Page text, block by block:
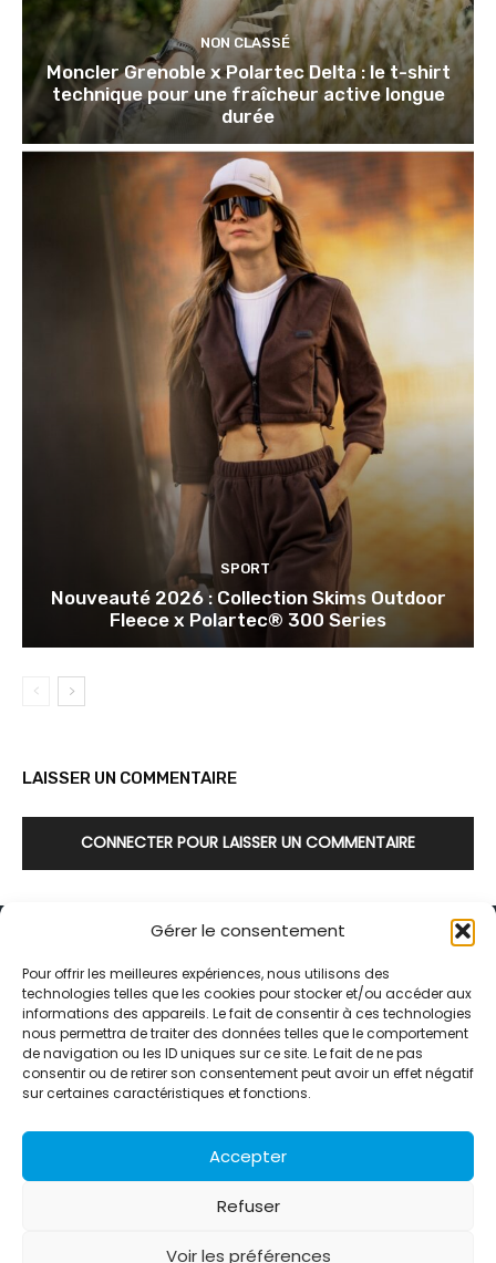
Gérer le consentement
Pour offrir les meilleures expériences, nous utilisons des
technologies telles que les cookies pour stocker et/ou accéder aux
informations des appareils. Le fait de consentir à ces technologies
nous permettra de traiter des données telles que le comportement
de navigation ou les ID uniques sur ce site. Le fait de ne pas
consentir ou de retirer son consentement peut avoir un effet négatif
sur certaines caractéristiques et fonctions.
Accepter
Refuser
Voir les préférences
NON CLASSÉ
Moncler Grenoble x Polartec Delta : le t-shirt
technique pour une fraîcheur active longue
durée
SPORT
Nouveauté 2026 : Collection Skims Outdoor
Fleece x Polartec® 300 Series
LAISSER UN COMMENTAIRE
CONNECTER POUR LAISSER UN COMMENTAIRE
Alternative Média est une agence de relations presse et de
relations publiques basée à Grenoble. Depuis 1995, elle conçoit et
pilote des stratégies de visibilité en France et à l’international
grâce à un réseau d’agences partenaires.